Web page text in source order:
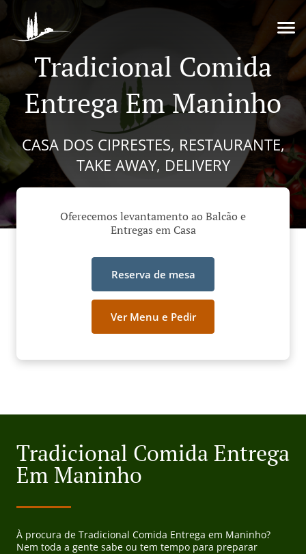
Tradicional Comida
Entrega Em Maninho
CASA DOS CIPRESTES, RESTAURANTE,
TAKE AWAY, DELIVERY
Oferecemos levantamento ao Balcão e
Entregas em Casa
Reserva de mesa
Ver Menu e Pedir
Tradicional Comida Entrega
Em Maninho
À procura de Tradicional Comida Entrega em Maninho?
Nem toda a gente sabe ou tem tempo para preparar